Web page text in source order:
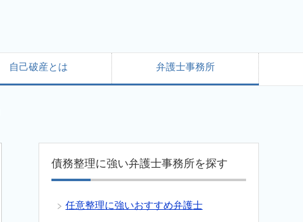
自己破産とは 弁護士事務所
債務整理に強い弁護士事務所を探す
任意整理に強いおすすめ弁護士